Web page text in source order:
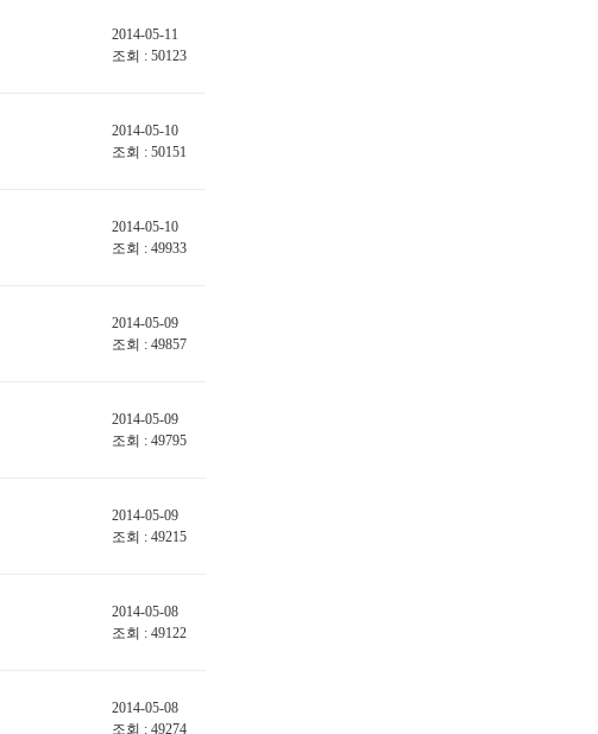
2014-05-11
조회 : 50123
2014-05-10
조회 : 50151
2014-05-10
조회 : 49933
2014-05-09
조회 : 49857
2014-05-09
조회 : 49795
2014-05-09
조회 : 49215
2014-05-08
조회 : 49122
2014-05-08
조회 : 49274